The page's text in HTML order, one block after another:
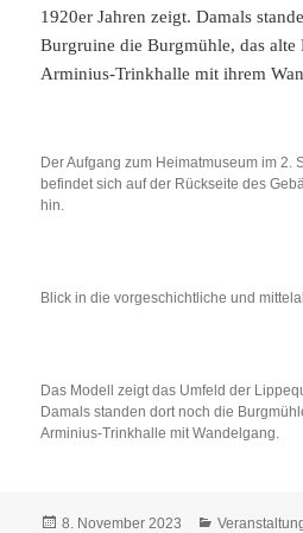
1920er Jahren zeigt. Damals
Burgruine die Burgmühle, das alte
Arminius-Trinkhalle mit ihrem
Der Aufgang zum Heimatmuseum im 2.
befindet sich auf der Rückseite des
hin.
Blick in die vorgeschichtliche und
Das Modell zeigt das Umfeld der
Damals standen dort noch die
Arminius-Trinkhalle mit Wandelgang.
Veröffentlicht
8. November 2023 Kategorien